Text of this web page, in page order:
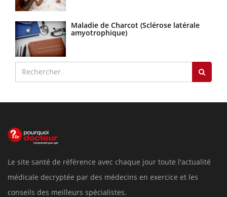
Maladie de Charcot (Sclérose latérale
amyotrophique)
Le site santé de référence avec chaque jour toute l'actualité
médicale decryptée par des médecins en exercice et les
conseils des meilleurs spécialistes.